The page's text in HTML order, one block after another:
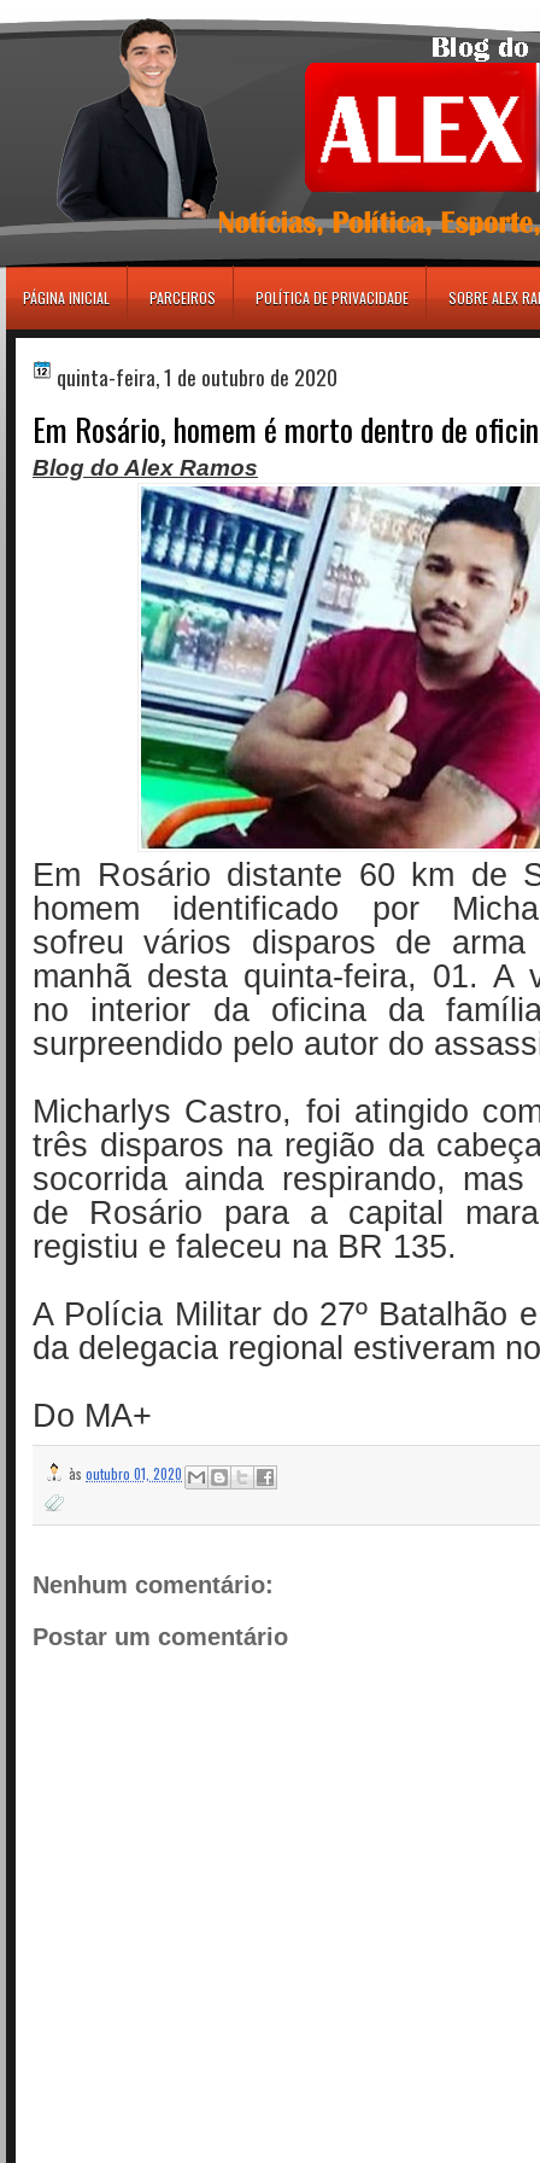
PÁGINA INICIAL PARCEIROS POLÍTICA DE PRIVACIDADE SOBRE ALEX
quinta-feira, 1 de outubro de 2020
Em Rosário, homem é morto dentro de
Blog do Alex Ramos
Em Rosário distante 60 km de
homem identificado por
sofreu vários disparos de
manhã desta quinta-feira, 01. A
no interior da oficina da
surpreendido pelo autor do
Micharlys Castro, foi atingido
três disparos na região da
socorrida ainda respirando,
de Rosário para a capital
registiu e faleceu na BR 135.
A Polícia Militar do 27º Batalhão
da delegacia regional estiveram
Do MA+
às outubro 01, 2020
Nenhum comentário:
Postar um comentário